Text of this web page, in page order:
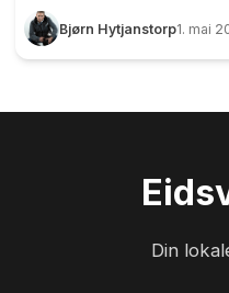
fall EidsvollPuls
noen timer utendørs
Bjørn Hytjanstorp1. mai
Din